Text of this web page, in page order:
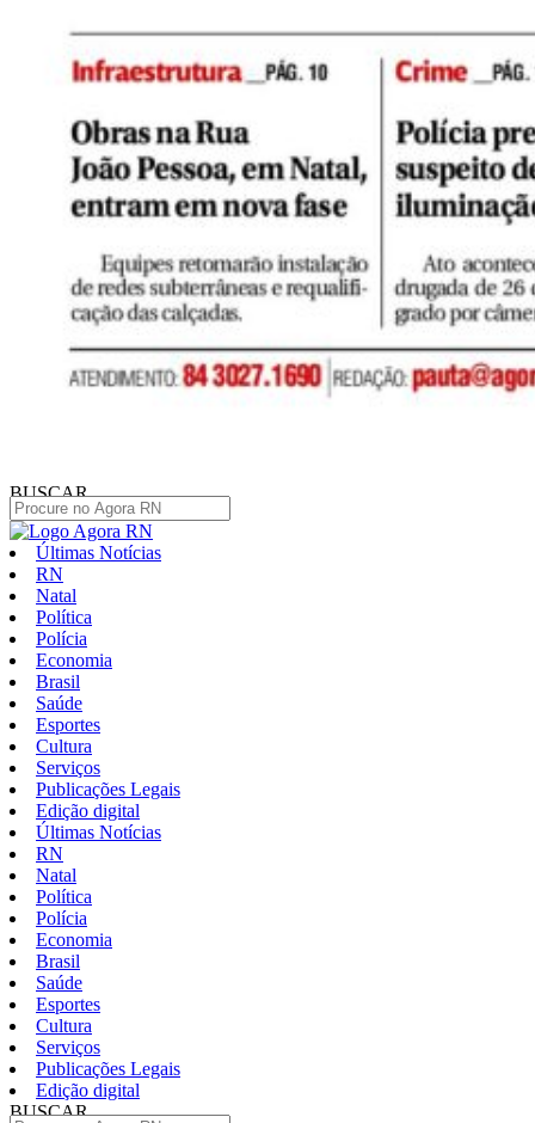
BUSCAR
Últimas Notícias
RN
Natal
Política
Polícia
Economia
Brasil
Saúde
Esportes
Cultura
Serviços
Publicações Legais
Edição digital
Últimas Notícias
RN
Natal
Política
Polícia
Economia
Brasil
Saúde
Esportes
Cultura
Serviços
Publicações Legais
Edição digital
BUSCAR